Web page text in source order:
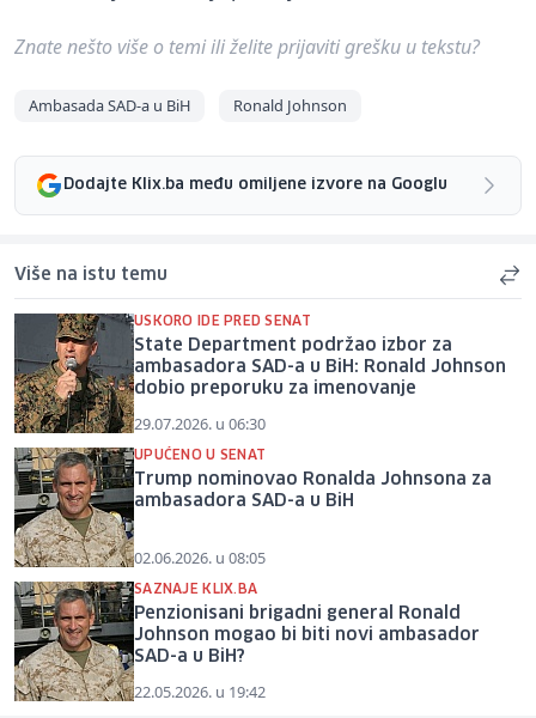
Znate nešto više o temi ili želite prijaviti grešku u tekstu?
Ambasada SAD-a u BiH Ronald Johnson
Dodajte Klix.ba među omiljene izvore na Googlu
Više na istu temu
USKORO IDE PRED SENAT
State Department podržao izbor za
ambasadora SAD-a u BiH: Ronald Johnson
dobio preporuku za imenovanje
29.07.2026. u 06:30
UPUĆENO U SENAT
Trump nominovao Ronalda Johnsona za
ambasadora SAD-a u BiH
02.06.2026. u 08:05
SAZNAJE KLIX.BA
Penzionisani brigadni general Ronald
Johnson mogao bi biti novi ambasador
SAD-a u BiH?
22.05.2026. u 19:42